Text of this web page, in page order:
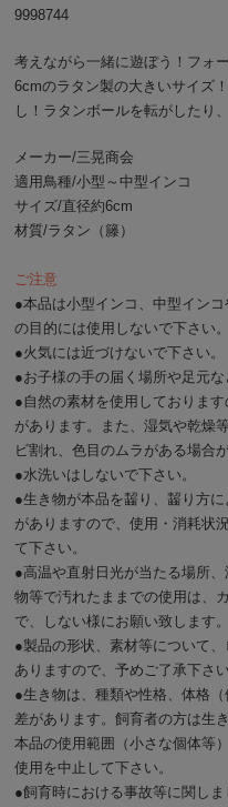
9998744
考えながら一緒に遊ぼう！フォ
6cmのラタン製の大きいサイズ
し！ラタンボールを転がしたり
メーカー/三晃商会
適用鳥種/小型～中型インコ
サイズ/直径約6cm
材質/ラタン（籐）
ご注意
●本品は小型インコ、中型イン
の目的には使用しないで下さい。
●火気には近づけないで下さい。
●お子様の手の届く場所や足元な
●自然の素材を使用しておりま
があります。また、湿気や乾燥
ビ割れ、色目のムラがある場合
●水洗いはしないで下さい。
●生き物が本品を齧り、齧り方
がありますので、使用・消耗状
て下さい。
●高温や直射日光が当たる場所
物等で汚れたままでの使用は、
で、しない様にお願い致します。
●製品の形状、素材等について
ありますので、予めご了承下さい
●生き物は、種類や性格、体格
差があります。飼育者の方は生
本品の使用範囲（小さな個体等
使用を中止して下さい。
●飼育時における事故等に関し